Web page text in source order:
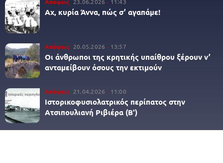
Αχ, κυρία Άννα, πώς σ’ αγαπάμε!
Απόψεις 20.05.2026 13:57
Οι άνθρωποι της κρητικής υπαίθρου ξέρουν ν’
ανταμείβουν όσους την εκτιμούν
Απόψεις 21.04.2026 11:00
Ιστορικοφυσιολατρικός περίπατος στην
Ατσιπουλιανή Ριβιέρα (Β')